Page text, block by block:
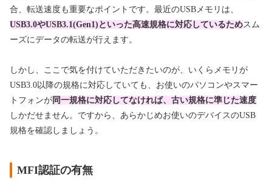
合、転送速度も重要なポイントです。最近のUSBメモリは、
USB3.0やUSB3.1(Gen1)といった高速規格に対応しているためスム
ーズにデータの転送が行えます。
しかし、ここで気を付けていただきたいのが、いくらメモリが
USB3.0以降の規格に対応していても、お使いのパソコンやスマー
トフォンが 同一規格に対応してなければ、古い規格に準じた速度
しかだせません。ですから、あらかじめお使いのデバイスのUSB
規格を確認しましょう。
MFI認証の有無